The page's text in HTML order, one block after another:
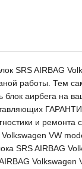
SRS AIRBAG
работы. Тем
блок аирбега на
и ремонта
VW
SRS AIRBAG